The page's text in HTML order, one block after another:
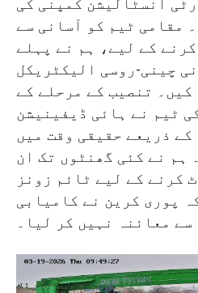
مقامی ٹیم کو آسانی سے
کے لیے، ہم نے پہلے
چینی-روسی الیکٹریکل
کیں۔ تنصیب کے مرحلے کے
ٹیم نے ہائی ڈیفینیشن
کے ذریعے حقیقی وقت میں
ہم نے کئی گھنٹوں تک ان
کرنے کے لیے ٹائم زونز
پوری کرین نے کامیابی
سے معائنہ نہیں کر لیا۔